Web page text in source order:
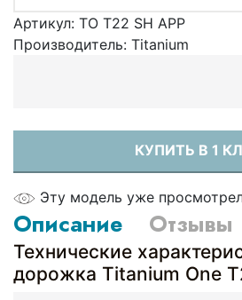
Артикул: TO T22 SH APP
Производитель: Titanium
КУПИТЬ В 1
Эту модель уже
Описание Отзывы
Технические
дорожка Titanium One